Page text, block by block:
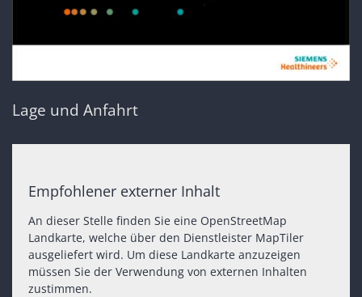
Lage und Anfahrt
Empfohlener externer Inhalt
An dieser Stelle finden Sie eine OpenStreetMap
Landkarte, welche über den Dienstleister MapTiler
ausgeliefert wird. Um diese Landkarte anzuzeigen
müssen Sie der Verwendung von externen Inhalten
zustimmen.